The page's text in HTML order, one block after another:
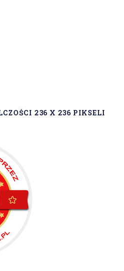
236 X 236 PIKSELI